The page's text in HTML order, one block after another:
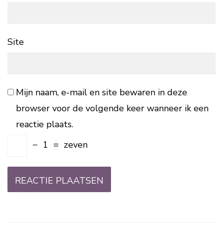
Site
Mijn naam, e-mail en site bewaren in deze
browser voor de volgende keer wanneer ik een
reactie plaats.
− 1 = zeven